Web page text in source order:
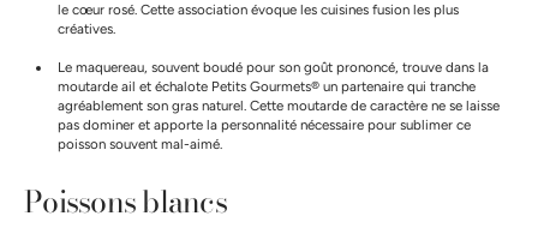
le cœur rosé. Cette association évoque les cuisines fusion les plus
créatives.
Le maquereau, souvent boudé pour son goût prononcé, trouve dans la
moutarde ail et échalote Petits Gourmets® un partenaire qui tranche
agréablement son gras naturel. Cette moutarde de caractère ne se laisse
pas dominer et apporte la personnalité nécessaire pour sublimer ce
poisson souvent mal-aimé.
Poissons blancs